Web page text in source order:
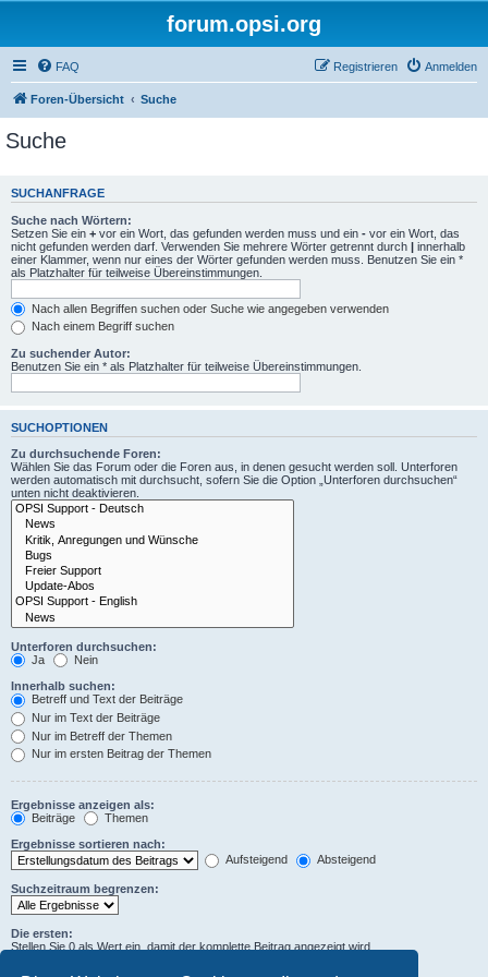
forum.opsi.org
FAQ Anmelden
Registrieren
Foren-Übersicht Suche
Suche
SUCHANFRAGE
Suche nach Wörtern:
Setzen Sie ein + vor ein Wort, das gefunden werden muss und ein - vor ein Wort, das
nicht gefunden werden darf. Verwenden Sie mehrere Wörter getrennt durch | innerhalb
einer Klammer, wenn nur eines der Wörter gefunden werden muss. Benutzen Sie ein *
als Platzhalter für teilweise Übereinstimmungen.
Nach allen Begriffen suchen oder Suche wie angegeben verwenden
Nach einem Begriff suchen
Zu suchender Autor:
Benutzen Sie ein * als Platzhalter für teilweise Übereinstimmungen.
SUCHOPTIONEN
Zu durchsuchende Foren:
Wählen Sie das Forum oder die Foren aus, in denen gesucht werden soll. Unterforen
werden automatisch mit durchsucht, sofern Sie die Option „Unterforen durchsuchen“
unten nicht deaktivieren.
Unterforen durchsuchen:
Ja
Nein
Innerhalb suchen:
Betreff und Text der Beiträge
Nur im Text der Beiträge
Nur im Betreff der Themen
Nur im ersten Beitrag der Themen
Ergebnisse anzeigen als:
Beiträge
Themen
Ergebnisse sortieren nach:
Aufsteigend
Absteigend
Suchzeitraum begrenzen:
Die ersten:
Stellen Sie 0 als Wert ein, damit der komplette Beitrag angezeigt wird.